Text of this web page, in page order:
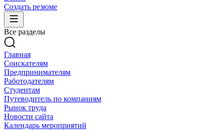
Создать резюме
Все разделы
Главная
Соискателям
Предпринимателям
Работодателям
Студентам
Путеводитель по компаниям
Рынок труда
Новости сайта
Календарь мероприятий